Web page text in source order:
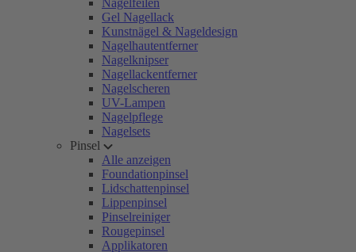
Nagelfeilen
Gel Nagellack
Kunstnägel & Nageldesign
Nagelhautentferner
Nagelknipser
Nagellackentferner
Nagelscheren
UV-Lampen
Nagelpflege
Nagelsets
Pinsel
Alle anzeigen
Foundationpinsel
Lidschattenpinsel
Lippenpinsel
Pinselreiniger
Rougepinsel
Applikatoren